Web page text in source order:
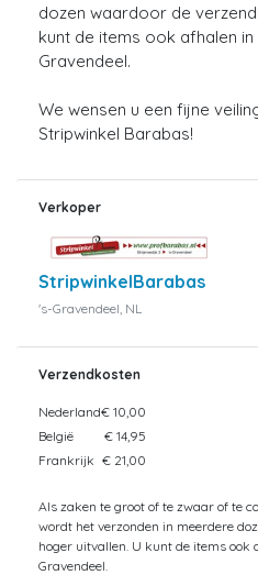
dozen waardoor de
kunt de items ook afhalen
Gravendeel.
We wensen u een fijne
Stripwinkel Barabas!
Verkoper
StripwinkelBarabas
's-Gravendeel, NL
Verzendkosten
Nederland€ 10,00
België
€ 14,95
Frankrijk € 21,00
Als zaken te groot of te zwaar of te
wordt het verzonden in meerdere
hoger uitvallen. U kunt de items
Gravendeel.